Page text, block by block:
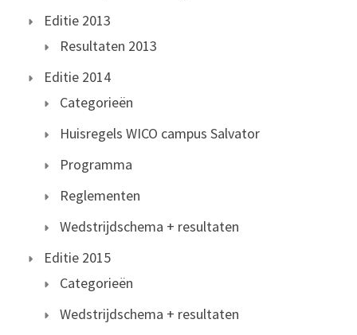
Editie 2013
Resultaten 2013
Editie 2014
Categorieën
Huisregels WICO campus Salvator
Programma
Reglementen
Wedstrijdschema + resultaten
Editie 2015
Categorieën
Wedstrijdschema + resultaten